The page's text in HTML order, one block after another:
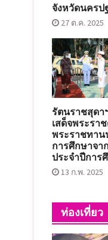
จังหวัดนครป
27 ต.ค. 2025
รัตนราชสุดา
เสด็จพระรา
พระราชทาน
การศึกษาจา
ประจำปีการ
13 ก.พ. 2025
ท่องเที่ยว